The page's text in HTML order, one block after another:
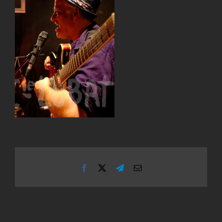
Facebook TelegramEmail